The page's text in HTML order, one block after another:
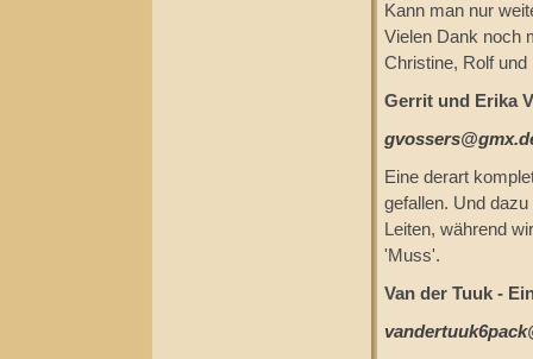
Kann man nur
Vielen Dank noch
Christine, Rolf und
Gerrit und Erika
Eine derart
gefallen. Und
Leiten, während
'Muss'.
Van der Tuuk -